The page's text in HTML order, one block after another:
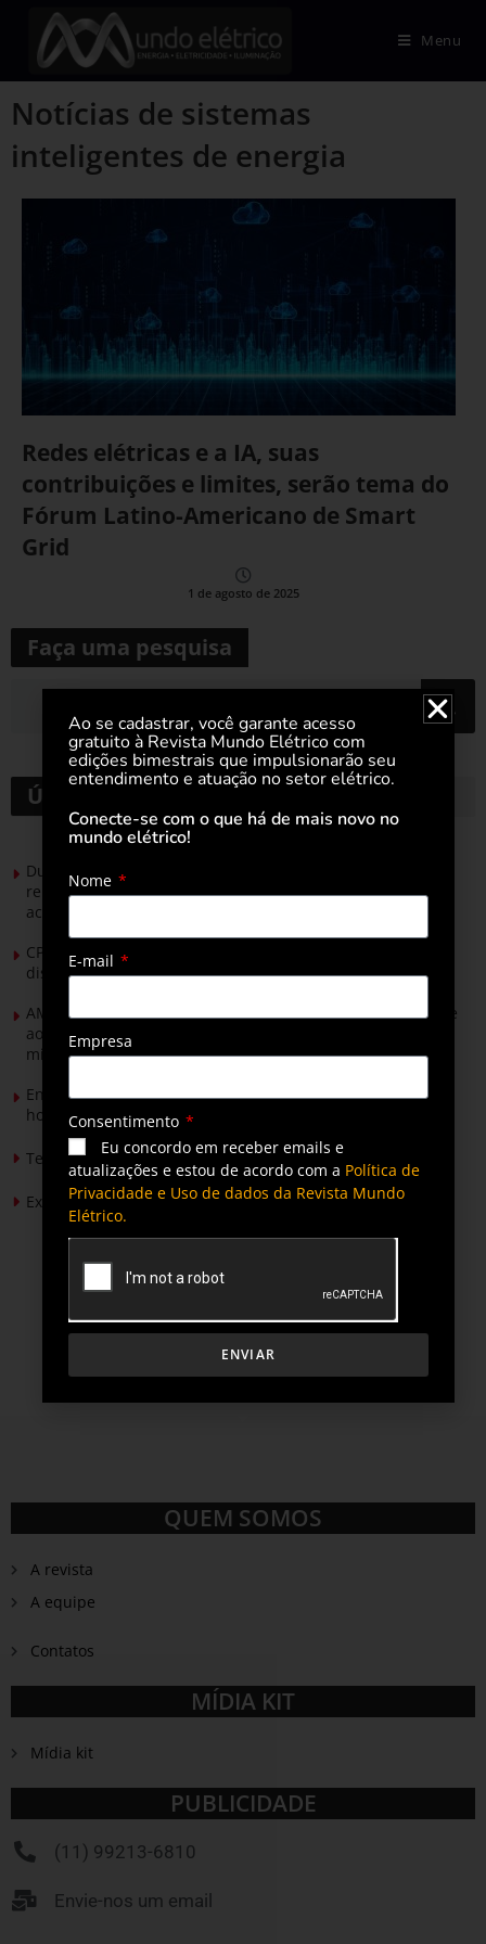
Menu
Notícias de sistemas
inteligentes de energia
Redes elétricas e a IA, suas
contribuições e limites, serão tema do
Fórum Latino-Americano de Smart
Grid
1 de agosto de 2025
Faça uma pesquisa
Últimas notícias
Durante esforço concentrado do Congresso, setor de
renováveis apresenta no Senado Federal pautas para
acelerar transição energética
CPFL Energia e TIM se unem para criar a rede de
distribuição do futuro com tecnologia privativa
AMIG Brasil convida pré-candidatos ao Governo de Minas e
ao Senado para discutir propostas para os municípios
mineradores e afetados
Energia solar permitirá ampliar em 25% a produção de
hortaliças em projeto social no Tocantins
Tendências de Iluminação em 2026
Expansão da energia solar no Brasil
QUEM SOMOS
A revista
A equipe
Contatos
MÍDIA KIT
Mídia kit
PUBLICIDADE
(11) 99213-6810
Envie-nos um email
Ao se cadastrar, você garante acesso
gratuito à Revista Mundo Elétrico com
edições bimestrais que impulsionarão seu
entendimento e atuação no setor elétrico.
Conecte-se com o que há de mais novo no
mundo elétrico!
Nome
E-mail
Empresa
Consentimento
Eu concordo em receber emails e
atualizações e estou de acordo com a Política de
Privacidade e Uso de dados da Revista Mundo
Elétrico.
ENVIAR